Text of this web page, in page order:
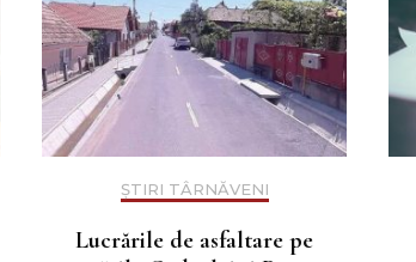
ȘTIRI TÂRNĂVENI
Lucrările de asfaltare pe